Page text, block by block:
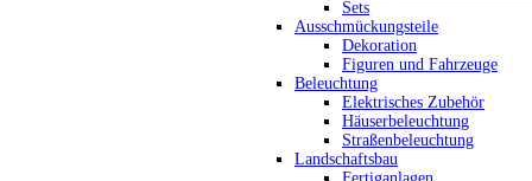
Sets
Ausschmückungsteile
Dekoration
Figuren und Fahrzeuge
Beleuchtung
Elektrisches Zubehör
Häuserbeleuchtung
Straßenbeleuchtung
Landschaftsbau